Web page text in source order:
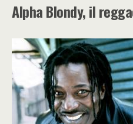
Alpha Blondy, il